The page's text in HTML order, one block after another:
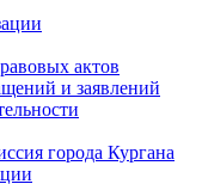
актов
и заявлений
города Кургана